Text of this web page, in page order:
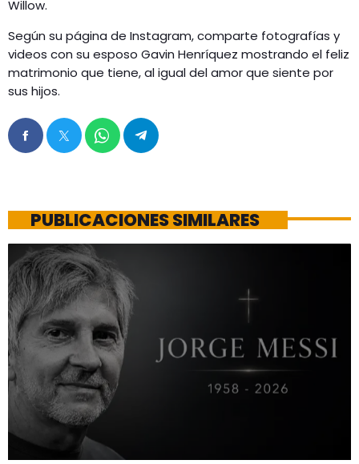
Willow.
Según su página de Instagram, comparte fotografías y
videos con su esposo Gavin Henríquez mostrando el feliz
matrimonio que tiene, al igual del amor que siente por
sus hijos.
PUBLICACIONES SIMILARES